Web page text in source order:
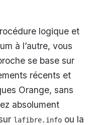
logique et
à l’autre, vous
se base sur
récents et
Orange, sans
absolument
lafibre.info ou la